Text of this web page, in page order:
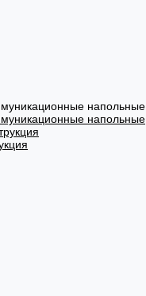
напольные
напольные